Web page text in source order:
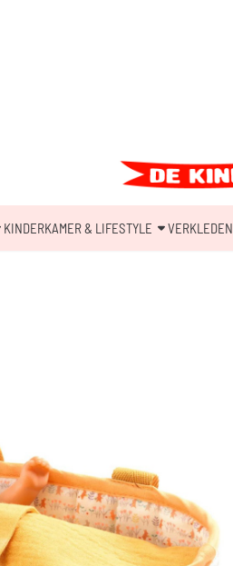
KINDERKAMER & LIFESTYLE VERKLEDEN